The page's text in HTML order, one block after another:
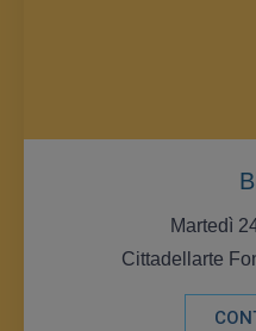
Martedì
Cittadellarte